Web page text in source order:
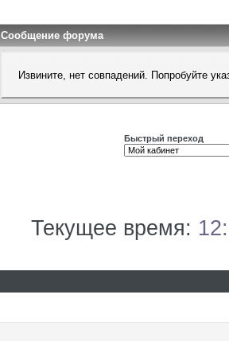
Сообщение форума
Извините, нет совпадений. Попробуйте
Быстрый переход
Текущее время: